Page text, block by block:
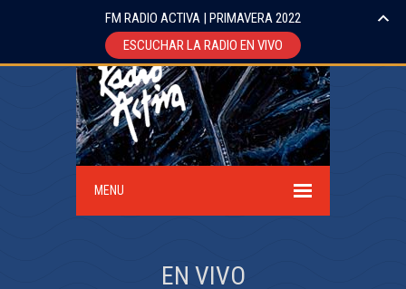
MENU
EN VIVO
FM RADIO ACTIVA | PRIMAVERA 2022
ESCUCHAR LA RADIO EN VIVO